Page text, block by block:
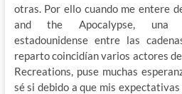
otras. Por ello cuando me entere
and the Apocalypse, una
estadounidense entre las
reparto coincidían varios actores
Recreations, puse muchas
sé si debido a que mis